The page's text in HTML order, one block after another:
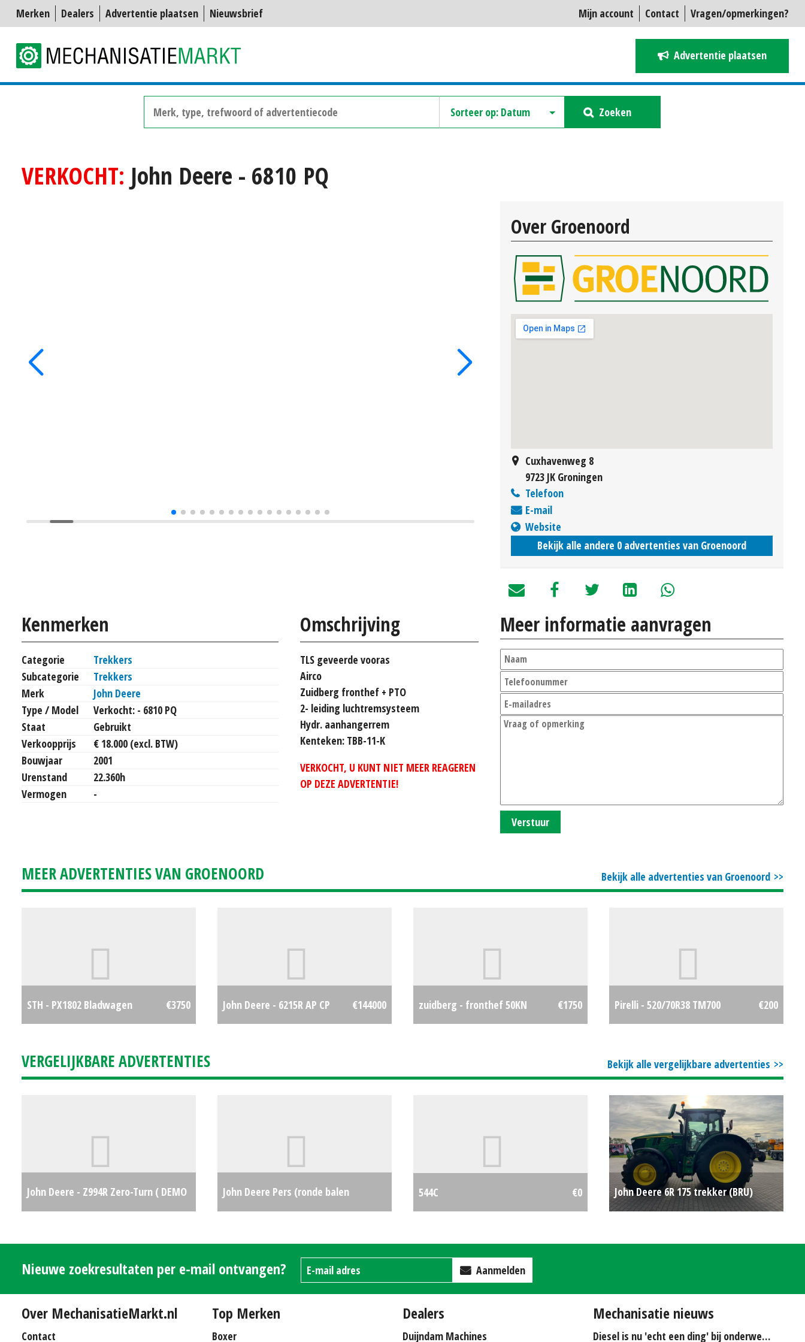
Mijn account Contact Vragen/opmerkingen?
Merken Dealers Advertentie plaatsen Nieuwsbrief
Advertentie plaatsen
Zoeken
VERKOCHT: John Deere - 6810 PQ
Kenmerken
Categorie
Trekkers
Subcategorie
Trekkers
Merk
John Deere
Type / Model
Verkocht: - 6810 PQ
Staat
Gebruikt
Verkoopprijs
€ 18.000 (excl. BTW)
Bouwjaar
2001
Urenstand
22.360h
Vermogen
-
Omschrijving
TLS geveerde vooras
Airco
Zuidberg fronthef + PTO
2- leiding luchtremsysteem
Hydr. aanhangerrem
Kenteken: TBB-11-K
VERKOCHT, U KUNT NIET MEER REAGEREN
OP DEZE ADVERTENTIE!
Over Groenoord
Cuxhavenweg 8
9723 JK Groningen
Telefoon
E-mail
Website
Bekijk alle andere 0 advertenties van Groenoord
Meer informatie aanvragen
Verstuur
Bekijk alle advertenties van Groenoord
MEER ADVERTENTIES VAN GROENOORD
STH - PX1802 Bladwagen €3750 John Deere - 6215R AP CP €144000 zuidberg - fronthef 50KN €1750 Pirelli - 520/70R38 TM700 €200
Bekijk alle vergelijkbare advertenties
VERGELIJKBARE ADVERTENTIES
John Deere - Z994R Zero-Turn ( DEMO
John Deere Pers (ronde balen
544C €0
John Deere 6R 175 trekker (BRU)
Nieuwe zoekresultaten per e-mail ontvangen? Aanmelden
Over MechanisatieMarkt.nl
Contact
Top Merken
Boxer
Dealers
Duijndam Machines
Mechanisatie nieuws
Diesel is nu 'echt een ding' bij onderwerken